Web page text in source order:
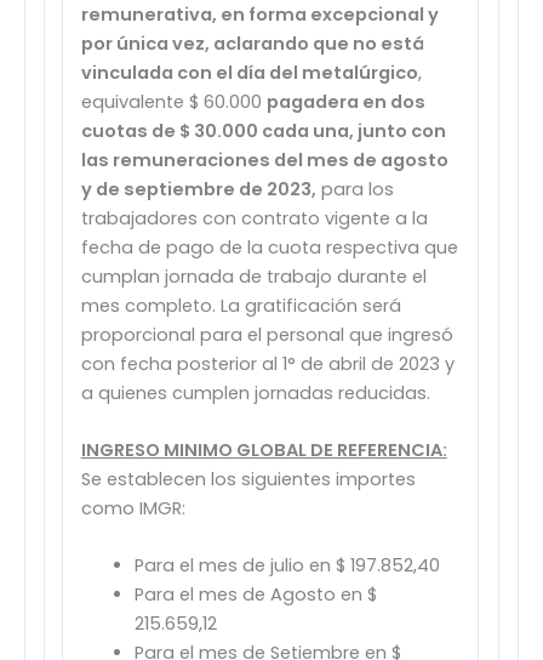
remunerativa, en forma excepcional y
por única vez, aclarando que no está
vinculada con el día del metalúrgico,
equivalente $ 60.000 pagadera en dos
cuotas de $ 30.000 cada una, junto con
las remuneraciones del mes de agosto
y de septiembre de 2023, para los
trabajadores con contrato vigente a la
fecha de pago de la cuota respectiva que
cumplan jornada de trabajo durante el
mes completo. La gratificación será
proporcional para el personal que ingresó
con fecha posterior al 1° de abril de 2023 y
a quienes cumplen jornadas reducidas.
INGRESO MINIMO GLOBAL DE REFERENCIA:
Se establecen los siguientes importes
como IMGR:
Para el mes de julio en $ 197.852,40
Para el mes de Agosto en $
215.659,12
Para el mes de Setiembre en $